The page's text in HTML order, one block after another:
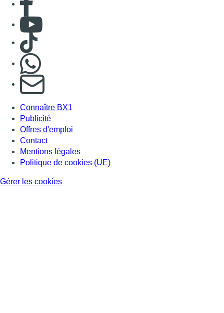
Consulter Youtube
Consulter TikTok
S'abonner à notre newsletter
Connaître BX1
Publicité
Offres d'emploi
Contact
Mentions légales
Politique de cookies (UE)
Gérer les cookies